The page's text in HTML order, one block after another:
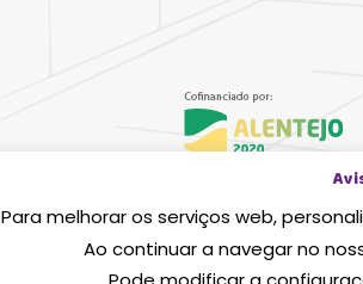
© 2026 Funmacia. Sweet Colours,
Para melhorar os serviços web,
Ao continuar a navegar no